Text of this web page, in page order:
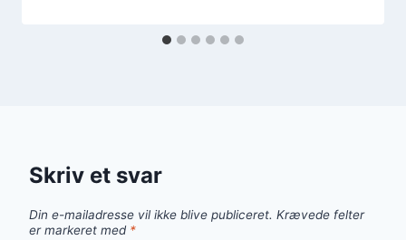
Skriv et svar
Din e-mailadresse vil ikke blive publiceret. Krævede felter
er markeret med *